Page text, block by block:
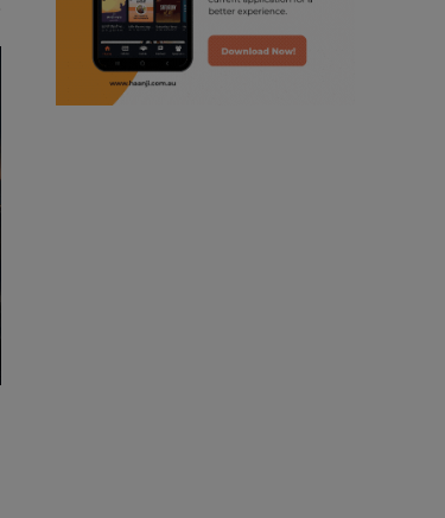
punjabi podcast australia
punjabi kahani